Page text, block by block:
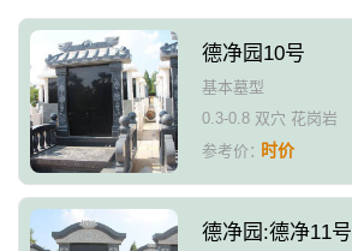
德净园10号
基本墓型
0.3-0.8 双穴 花岗岩
参考价：时价
德净园:德净11号